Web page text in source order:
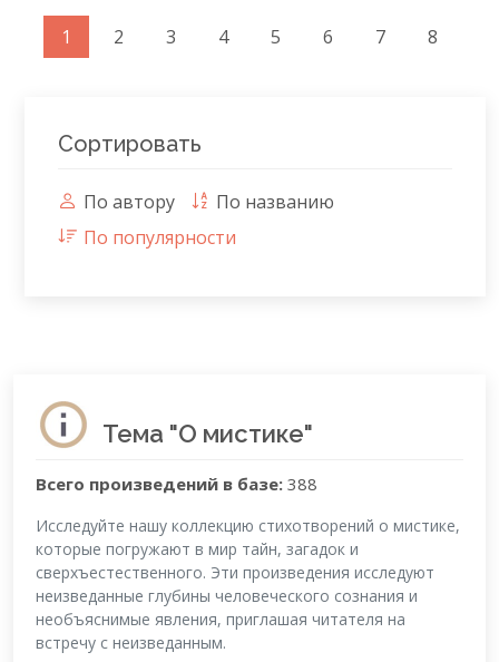
1 2 3 4 5 6 7 8
Сортировать
По автору
По названию
По популярности
Тема "О мистике"
Всего произведений в базе: 388
Исследуйте нашу коллекцию стихотворений о мистике,
которые погружают в мир тайн, загадок и
сверхъестественного. Эти произведения исследуют
неизведанные глубины человеческого сознания и
необъяснимые явления, приглашая читателя на
встречу с неизведанным.